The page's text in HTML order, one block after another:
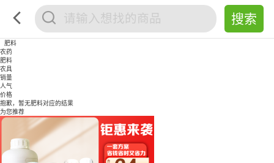
肥料
农药
肥料
农具
销量
人气
价格
抱歉，暂无肥料对应的结果
为您推荐